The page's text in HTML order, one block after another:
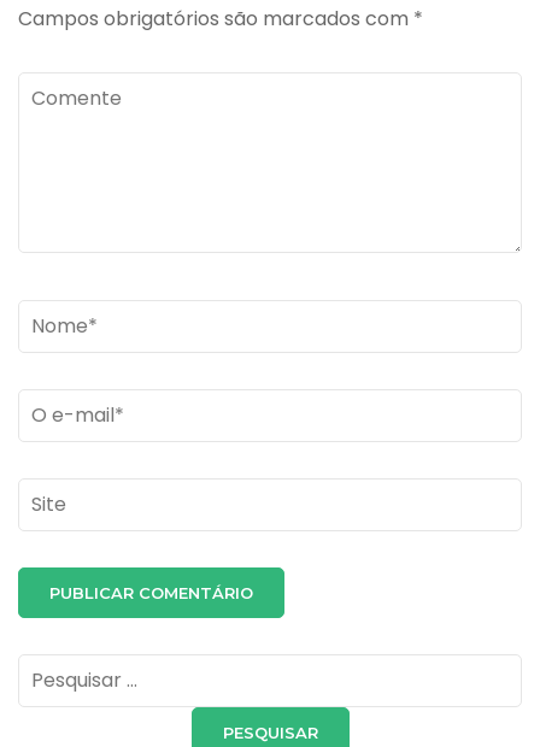
Campos obrigatórios são marcados com *
Comente
Name*
Email *
Site
Pesquisar
por: